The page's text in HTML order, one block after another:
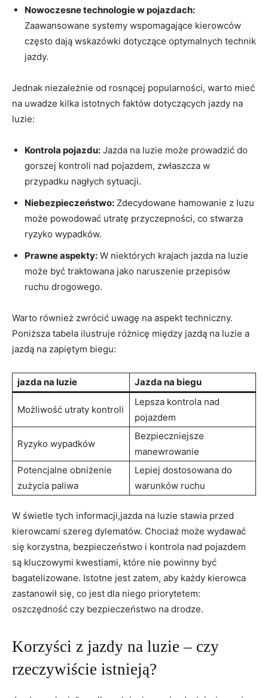
Nowoczesne technologie w pojazdach:
Zaawansowane systemy wspomagające kierowców
często dają wskazówki dotyczące optymalnych technik
jazdy.
Jednak niezależnie od rosnącej popularności, warto mieć
na uwadze kilka istotnych faktów dotyczących jazdy na
luzie:
Kontrola pojazdu: Jazda na luzie może prowadzić do
gorszej kontroli nad pojazdem, zwłaszcza w
przypadku nagłych sytuacji.
Niebezpieczeństwo: Zdecydowane hamowanie z luzu
może powodować utratę przyczepności, co stwarza
ryzyko wypadków.
Prawne aspekty: W niektórych krajach jazda na luzie
może być traktowana jako naruszenie przepisów
ruchu drogowego.
Warto również zwrócić uwagę na aspekt techniczny.
Poniższa tabela ilustruje różnicę między jazdą na luzie a
jazdą na zapiętym biegu:
jazda na luzie Jazda na biegu
Możliwość utraty kontroli
Lepsza kontrola nad
pojazdem
Ryzyko wypadków
Bezpieczniejsze
manewrowanie
Potencjalne obniżenie
zużycia paliwa
Lepiej dostosowana do
warunków ruchu
W świetle tych informacji,jazda na luzie stawia przed
kierowcami szereg dylematów. Chociaż może wydawać
się korzystna, bezpieczeństwo i kontrola nad pojazdem
są kluczowymi kwestiami, które nie powinny być
bagatelizowane. Istotne jest zatem, aby każdy kierowca
zastanowił się, co jest dla niego priorytetem:
oszczędność czy bezpieczeństwo na drodze.
Korzyści z jazdy na luzie – czy
rzeczywiście istnieją?